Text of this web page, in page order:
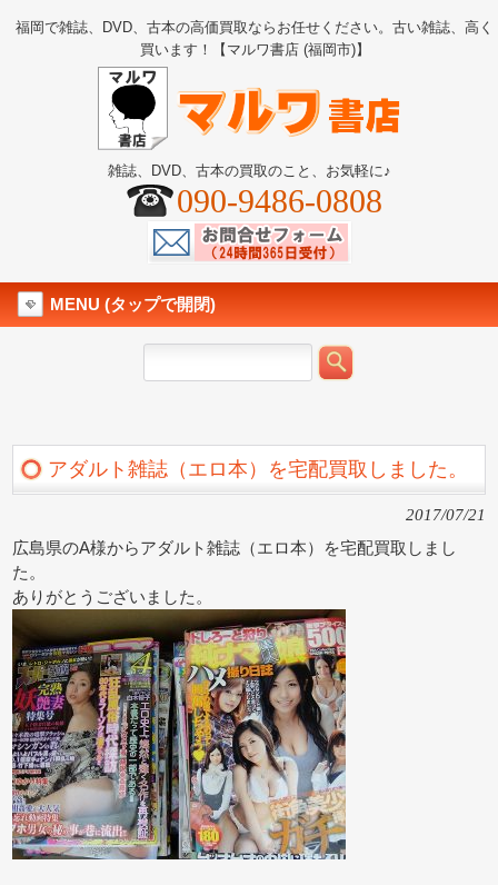
福岡で雑誌、DVD、古本の高価買取ならお任せください。古い雑誌、高く
買います！【マルワ書店 (福岡市)】
雑誌、DVD、古本の買取のこと、お気軽に♪
090-9486-0808
MENU (タップで開閉)
アダルト雑誌（エロ本）を宅配買取しました。
2017/07/21
広島県のA様からアダルト雑誌（エロ本）を宅配買取しまし
た。
ありがとうございました。